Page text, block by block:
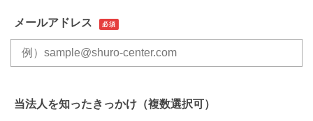
メールアドレス 必須
当法人を知ったきっかけ（複数選択可）